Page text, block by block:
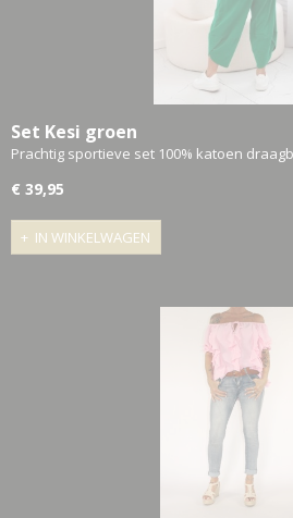
Set Kesi groen
Prachtig sportieve set 100% katoen
€ 39,95
IN WINKELWAGEN